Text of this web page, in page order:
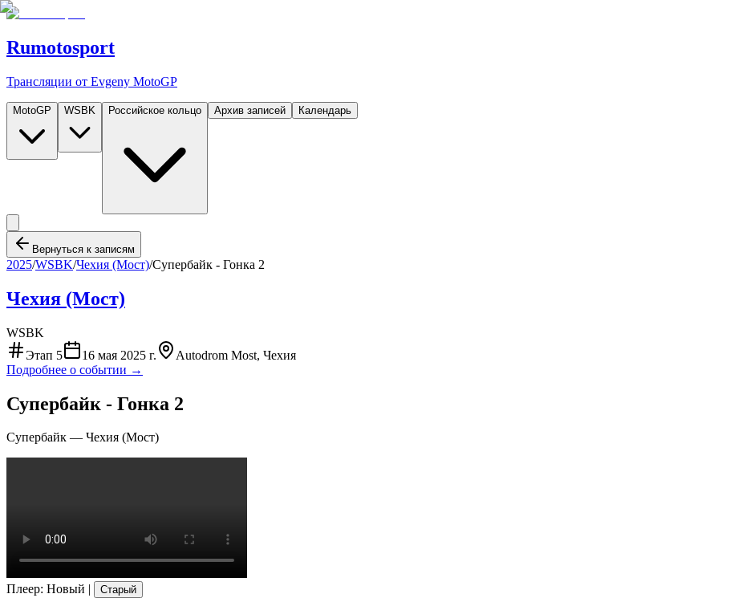
Rumotosport
Трансляции от Evgeny MotoGP
MotoGP WSBK Российское кольцо Архив записей Календарь
Вернуться к записям
2025/WSBK/Чехия (Мост)/Супербайк - Гонка 2
Чехия (Мост)
WSBK
Этап 5 16 мая 2025 г.
Autodrom Most, Чехия
Подробнее о событии →
Супербайк - Гонка 2
Супербайк — Чехия (Мост)
Плеер: Новый | Старый